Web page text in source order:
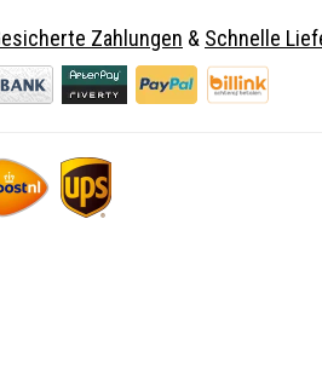
Zahlungen & Schnelle